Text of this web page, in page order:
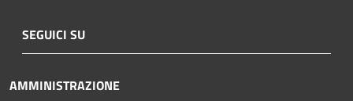
SEGUICI SU
AMMINISTRAZIONE